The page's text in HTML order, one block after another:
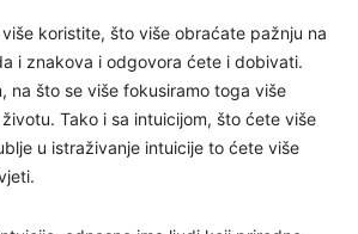
koristite, što više obraćate pažnju na
i znakova i odgovora ćete i dobivati.
na što se više fokusiramo toga više
Tako i sa intuicijom, što ćete više
u istraživanje intuicije to ćete više